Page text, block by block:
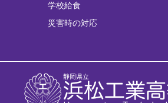
学校給食
災害時の対応